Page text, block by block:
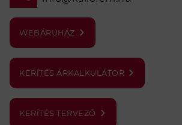
WEBÁRUHÁZ
KERÍTÉS ÁRKALKULÁTOR
KERÍTÉS TERVEZŐ